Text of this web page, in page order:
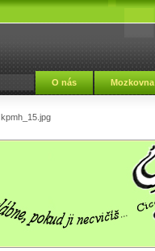
O nás Mozkovna
kpmh_15.jpg